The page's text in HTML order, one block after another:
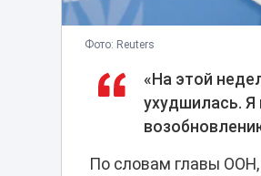
Фото: Reuters
«На этой
ухудшилась.
По словам главы